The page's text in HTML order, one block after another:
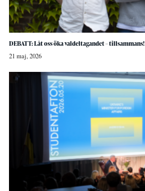
DEBATT: Låt oss öka valdeltagandet – tillsammans!
21 maj, 2026